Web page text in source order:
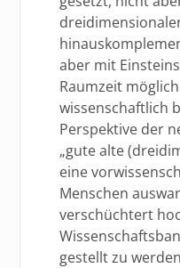
aber mit
Raumzeit
wissenschaftlich
Perspektive der
„gute alte
eine
Menschen
verschüchtert
gestellt zu